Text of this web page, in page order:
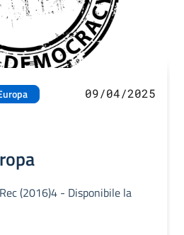
09/04/2025
(2016)4 - Disponibile la